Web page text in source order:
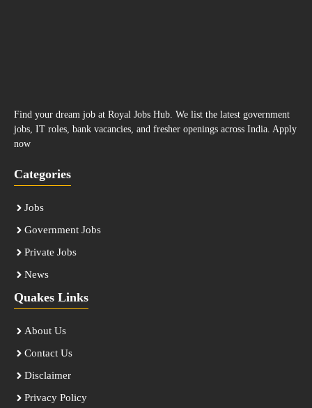
Find your dream job at Royal Jobs Hub. We list the latest government
jobs, IT roles, bank vacancies, and fresher openings across India. Apply
now
Categories
Jobs
Government Jobs
Private Jobs
News
Quakes Links
About Us
Contact Us
Disclaimer
Privacy Policy